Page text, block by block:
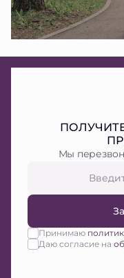
Мы
Принимаю
Даю согласие на